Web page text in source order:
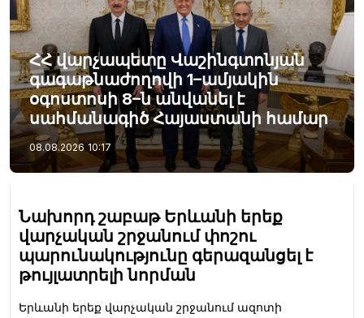
ՀՀ վարչապետը Վաշինգտոնյան
գագաթնաժողովի 1–ամյակին
օգոստոսի 8–ն անվանել է
սահմանագիծ Հայաստանի համար
08.08.2026 10:17
Նախորդ շաբաթ Երևանի երեք
վարչական շրջանում փոշու
պարունակությունը գերազանցել է
թույլատրելի նորման
Երևանի երեք վարչական շրջանում ազոտի